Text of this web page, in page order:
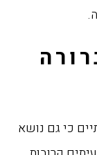
כי גם נושא